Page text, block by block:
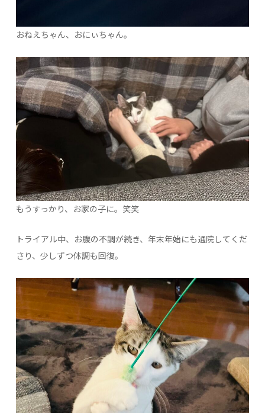
おねえちゃん、おにぃちゃん。
もうすっかり、お家の子に。笑笑
トライアル中、お腹の不調が続き、年末年始にも通院してくだ
さり、少しずつ体調も回復。